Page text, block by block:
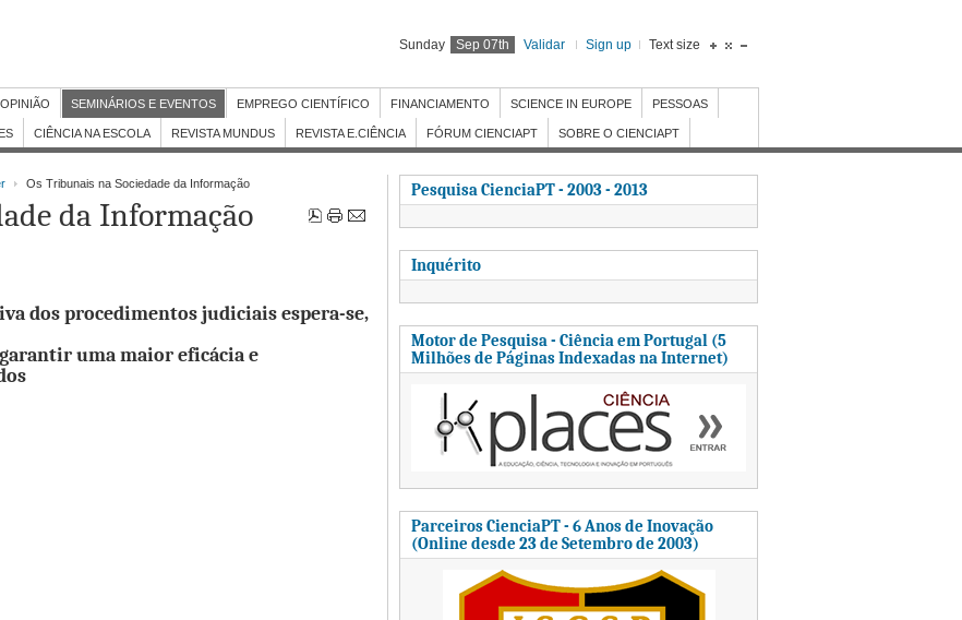
Sunday Sep 07th Validar Sign up Text size
OPINIÃO SEMINÁRIOS E EVENTOS EMPREGO CIENTÍFICO FINANCIAMENTO SCIENCE IN EUROPE PESSOAS
CIÊNCIA NA ESCOLA REVISTA MUNDUS REVISTA E.CIÊNCIA FÓRUM CIENCIAPT SOBRE O CIENCIAPT
Os Tribunais na Sociedade da Informação
da Informação
dos procedimentos judiciais espera-se,
uma maior eficácia e
Pesquisa CienciaPT - 2003 - 2013
Inquérito
Motor de Pesquisa - Ciência em Portugal (5
Milhões de Páginas Indexadas na Internet)
Parceiros CienciaPT - 6 Anos de Inovação
(Online desde 23 de Setembro de 2003)